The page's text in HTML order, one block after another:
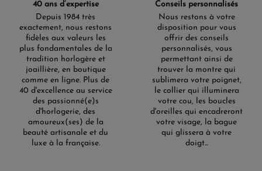
des styles. Avec cette montre au design sportif et son
superbe cadran noir, montrez fièrement votre style !
Entièrement en acier inoxydable, ce garde-temps est
équipé d’un mouvement automatique 3 aiguilles et
accueille à 3h un affichage jour/date et à 12h le nouveau
logo de la collection Seiko 5.
Éditions Limitées Seiko
Leséditions limitées de Seiko
sont des expressions de
créativité et de savoir-faire rares. Ces pièces uniques,
souvent issues de collaborations ou inspirées par des
éléments culturels et historiques, sont très prisées par les
collectionneurs. Elles incarnent la fusion de l'artisanat
40 ans d’expertise
Depuis 1984 très
exactement, nous restons
fidèles aux valeurs les
plus fondamentales de la
tradition horlogère et
joaillière, en boutique
comme en ligne. Plus de
40 d'excellence au service
des passionné(e)s
d'horlogerie, des
amoureux(ses) de la
beauté artisanale et du
luxe à la française.
Conseils personnalisés
Nous restons à votre
disposition pour vous
offrir des conseils
personnalisés, vous
permettant ainsi de
trouver la montre qui
sublimera votre poignet,
le collier qui illuminera
votre cou, les boucles
d'oreilles qui encadreront
votre visage, la bague
qui glissera à votre
doigt...